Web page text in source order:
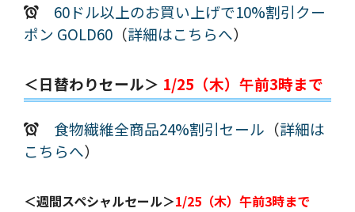
60ドル以上のお買い上げで10%割引クー
ポン GOLD60 （詳細はこちらへ）
＜日替わりセール＞ 1/25（木）午前3時まで
食物繊維全商品24%割引セール （詳細は
こちらへ）
＜週間スペシャルセール＞1/25（木）午前3時まで